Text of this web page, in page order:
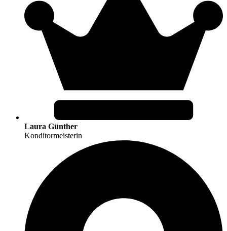
Laura Günther
Konditormeisterin